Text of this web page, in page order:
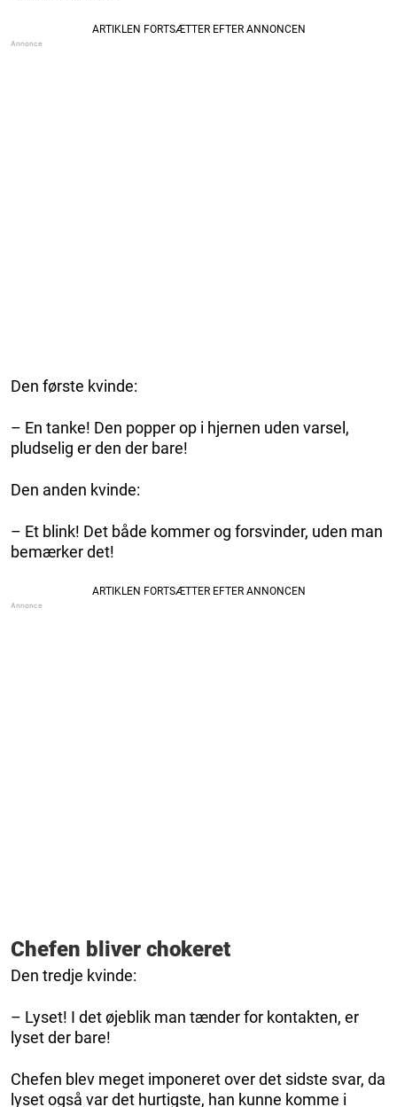
Den første kvinde:
– En tanke! Den popper op i hjernen uden varsel,
pludselig er den der bare!
Den anden kvinde:
– Et blink! Det både kommer og forsvinder, uden man
bemærker det!
Chefen bliver chokeret
Den tredje kvinde:
– Lyset! I det øjeblik man tænder for kontakten, er
lyset der bare!
Chefen blev meget imponeret over det sidste svar, da
lyset også var det hurtigste, han kunne komme i